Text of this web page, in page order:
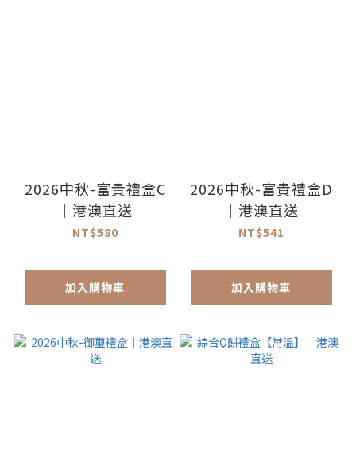
2026中秋-富貴禮盒C
｜港澳直送
NT$580
加入購物車
2026中秋-富貴禮盒D
｜港澳直送
NT$541
加入購物車